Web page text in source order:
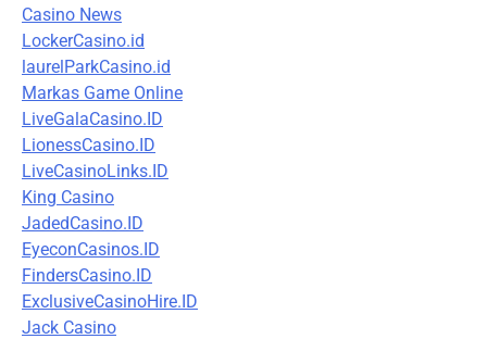
Casino News
LockerCasino.id
laurelParkCasino.id
Markas Game Online
LiveGalaCasino.ID
LionessCasino.ID
LiveCasinoLinks.ID
King Casino
JadedCasino.ID
EyeconCasinos.ID
FindersCasino.ID
ExclusiveCasinoHire.ID
Jack Casino